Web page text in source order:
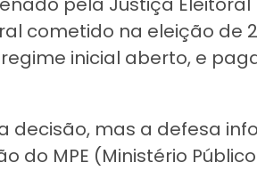
cometido na eleição de
inicial aberto, e
decisão, mas a defesa
MPE (Ministério